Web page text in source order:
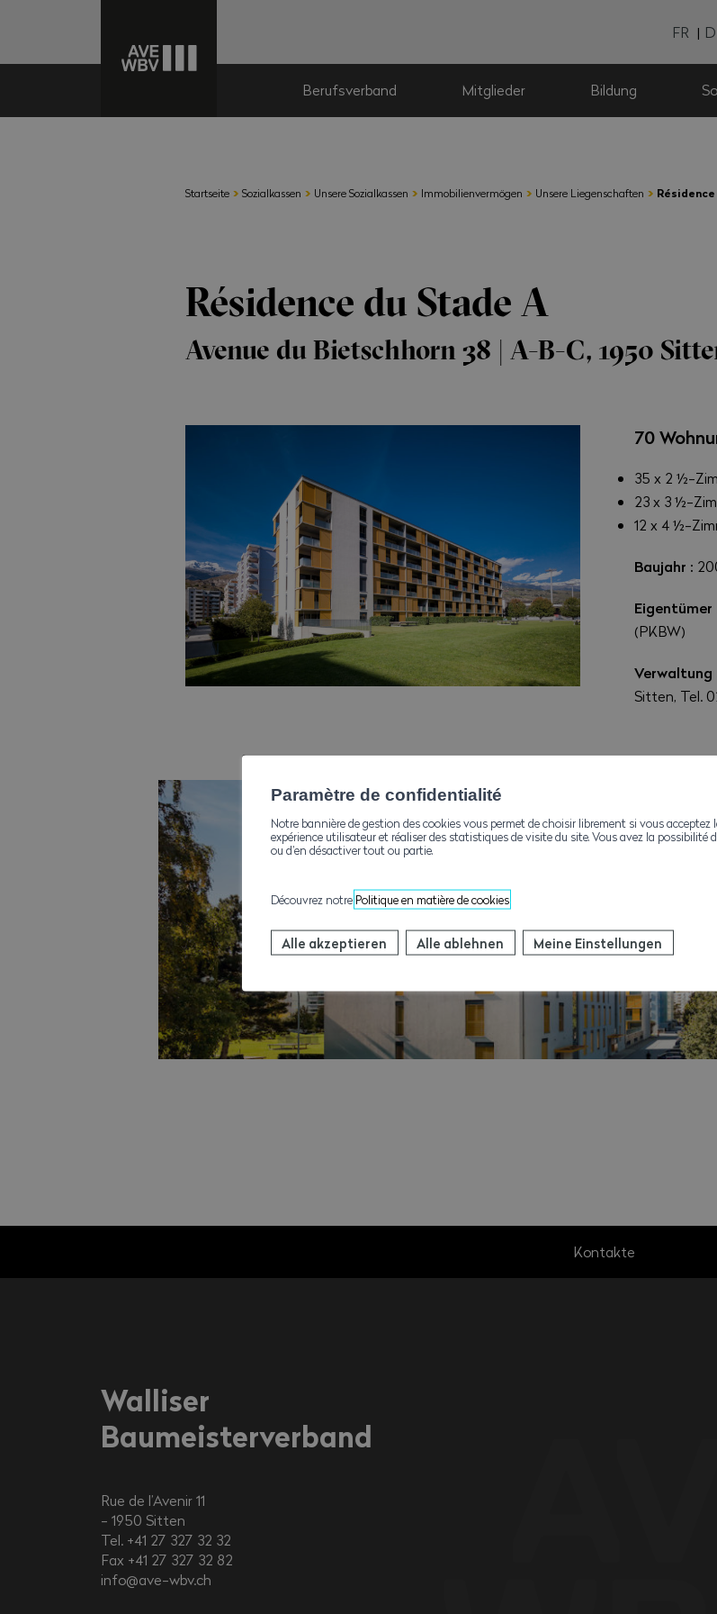
FR
Berufsverband Mitglieder Bildung
Startseite › Sozialkassen › Unsere Sozialkassen › Immobilienvermögen › Unsere Liegenschaften ›
Résidence du Stade A
Avenue du Bietschhorn 38 | A-B-C, 1950
70
35 x 2 ½-
23 x 3 ½-
12 x 4 ½-
Baujahr :
Eigentümer
(PKBW)
Verwaltung
Sitten, Tel.
Kontakte
Walliser
Baumeisterverband
Rue de l’Avenir 11
1950 Sitten
Tel. +41 27 327 32 32
Fax +41 27 327 32 82
info@ave-wbv.ch
Paramètre de confidentialité
Notre bannière de gestion des cookies vous permet de choisir librement si vous
expérience utilisateur et réaliser des statistiques de visite du site. Vous avez la possibilité
ou d’en désactiver tout ou partie.
Découvrez notre Politique en matière de cookies
Alle akzeptieren Alle ablehnen Meine Einstellungen